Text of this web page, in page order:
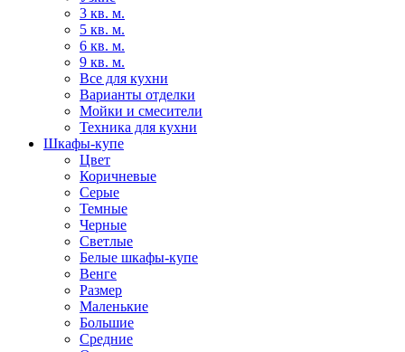
3 кв. м.
5 кв. м.
6 кв. м.
9 кв. м.
Все для кухни
Варианты отделки
Мойки и смесители
Техника для кухни
Шкафы-купе
Цвет
Коричневые
Серые
Темные
Черные
Светлые
Белые шкафы-купе
Венге
Размер
Маленькие
Большие
Средние